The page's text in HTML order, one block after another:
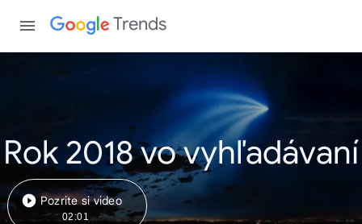
Trends
Rok 2018 vo vyhľadávaní
Pozrite si video
02:01